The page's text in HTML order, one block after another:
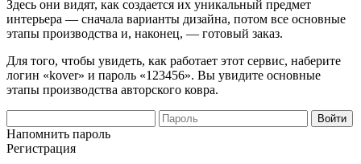
Здесь они видят, как создается их уникальный предмет
интерьера — сначала варианты дизайна, потом все основные
этапы производства и, наконец, — готовый заказ.
Для того, чтобы увидеть, как работает этот сервис, наберите
логин «kover» и пароль «123456». Вы увидите основные
этапы производства авторского ковра.
Напомнить пароль
Регистрация